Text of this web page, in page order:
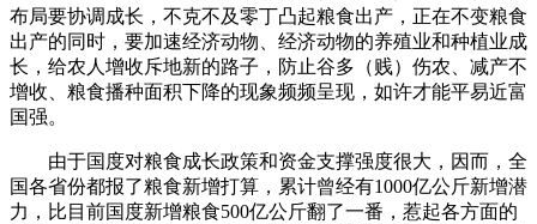
布局要协调成长，不克不及零丁凸起粮食出产，正在不变粮食
出产的同时，要加速经济动物、经济动物的养殖业和种植业成
长，给农人增收斥地新的路子，防止谷多（贱）伤农、减产不
增收、粮食播种面积下降的现象频频呈现，如许才能平易近富
国强。
由于国度对粮食成长政策和资金支撑强度很大，因而，全
国各省份都报了粮食新增打算，累计曾经有1000亿公斤新增潜
力，比目前国度新增粮食500亿公斤翻了一番，惹起各方面的